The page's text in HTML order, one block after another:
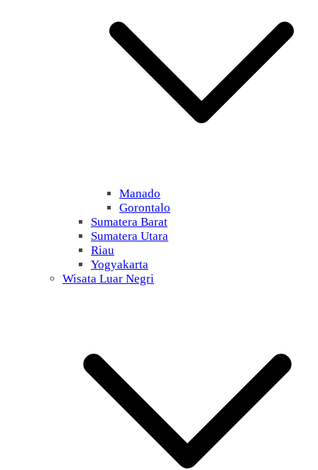
Manado
Gorontalo
Sumatera Barat
Sumatera Utara
Riau
Yogyakarta
Wisata Luar Negri